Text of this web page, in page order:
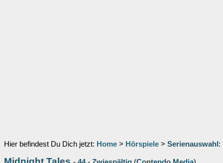
Hier befindest Du Dich jetzt: Home > Hörspiele > Serienauswahl :